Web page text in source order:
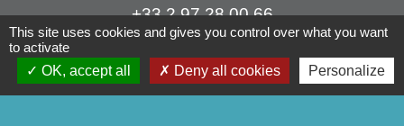
+33 2 97 28 00 66
Contact par formulaire
This site uses cookies and gives you control over what you want
to activate
OK, accept all
Deny all cookies Personalize